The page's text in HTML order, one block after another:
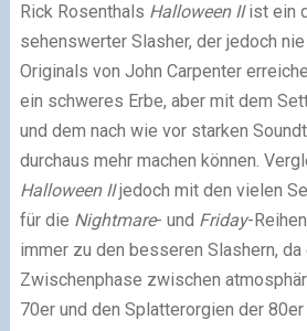
Rick Rosenthals Halloween IIist ein
sehenswerter Slasher, der jedoch
Originals von John Carpenter
ein schweres Erbe, aber mit dem
und dem nach wie vor starken
durchaus mehr machen können.
Halloween IIjedoch mit den vielen
für die Nightmare- und Friday-
immer zu den besseren Slashern,
Zwischenphase zwischen
70er und den Splatterorgien der